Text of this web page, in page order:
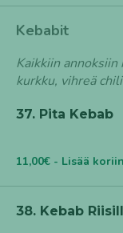
Kebabit
Kaikkiin
kurkku, vihreä
37. Pita Kebab
11,00€ - Lisää koriin
38. Kebab